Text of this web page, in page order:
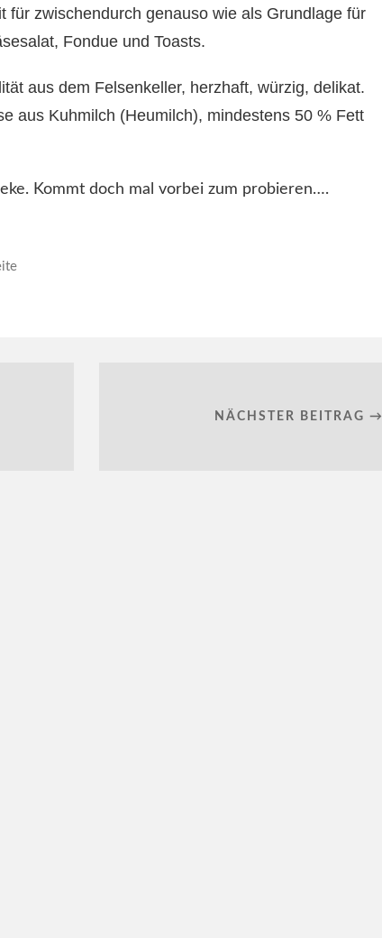
für zwischendurch genauso wie als Grundlage für
Fondue und Toasts.
aus dem Felsenkeller, herzhaft, würzig, delikat.
aus Kuhmilch (Heumilch), mindestens 50 % Fett
Kommt doch mal vorbei zum probieren….
NÄCHSTER BEITRAG →